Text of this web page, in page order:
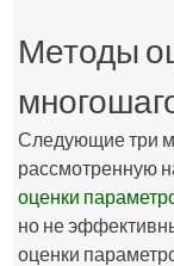
Методы
Следующие три
рассмотренную
оценки
но не
оценки